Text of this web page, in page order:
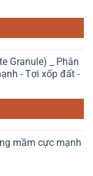
Granule) _ Phân
- Tơi xốp đất -
mầm cực mạnh